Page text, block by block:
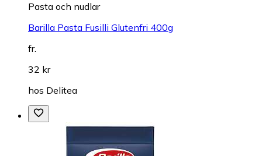
Pasta och nudlar
Barilla Pasta Fusilli Glutenfri 400g
fr.
32 kr
hos Delitea